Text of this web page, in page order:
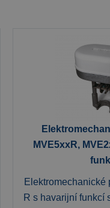
MVE5xxR,
Elektromechanické
R s havarijní funkcí